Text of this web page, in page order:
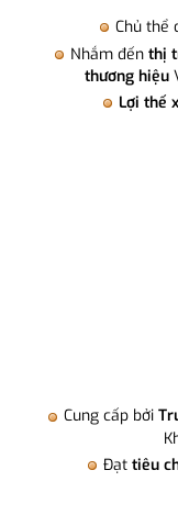
Chủ thể
Nhắm đến thị
thương hiệu
Lợi thế
Cung cấp bởi
Đạt tiêu